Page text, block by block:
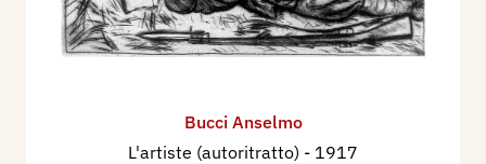
Bucci Anselmo
L'artiste (autoritratto) - 1917